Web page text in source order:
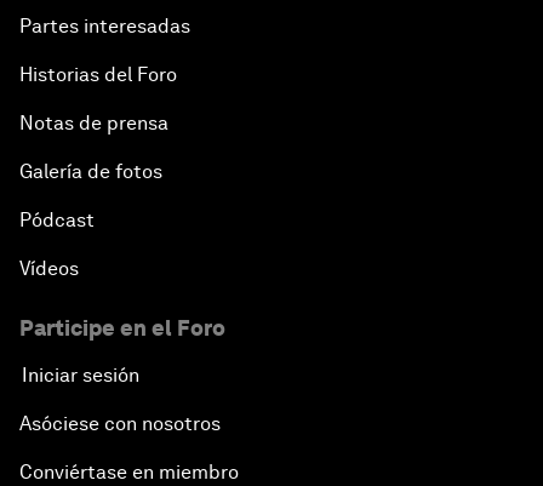
Partes interesadas
Historias del Foro
Notas de prensa
Galería de fotos
Pódcast
Vídeos
Participe en el Foro
Iniciar sesión
Asóciese con nosotros
Conviértase en miembro